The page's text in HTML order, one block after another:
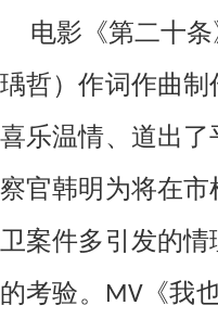
电影《第二十
瑀哲）作词作曲
喜乐温情、道出
察官韩明为将在
卫案件多引发的
的考验。
MV《我